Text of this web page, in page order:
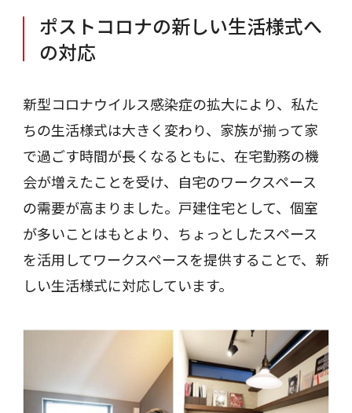
ポストコロナの新しい生活様式へ
の対応
新型コロナウイルス感染症の拡大により、私た
ちの生活様式は大きく変わり、家族が揃って家
で過ごす時間が長くなるともに、在宅勤務の機
会が増えたことを受け、自宅のワークスペース
の需要が高まりました。戸建住宅として、個室
が多いことはもとより、ちょっとしたスペース
を活用してワークスペースを提供することで、新
しい生活様式に対応しています。